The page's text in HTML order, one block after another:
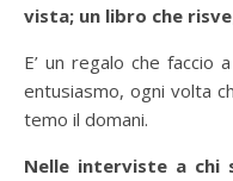
vista; un libro che
E’ un regalo che
entusiasmo, ogni volta
temo il domani.
Nelle interviste a chi